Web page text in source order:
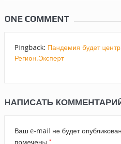
ONE COMMENT
Pingback: Пандемия будет
Регион.Эксперт
НАПИСАТЬ
Ваш e-mail не будет
помечены *